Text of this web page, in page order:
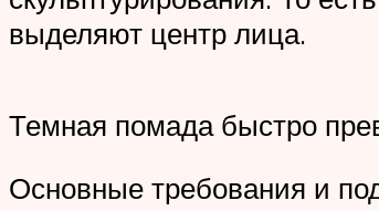
выделяют центр лица.
Темная помада быстро
Основные требования и